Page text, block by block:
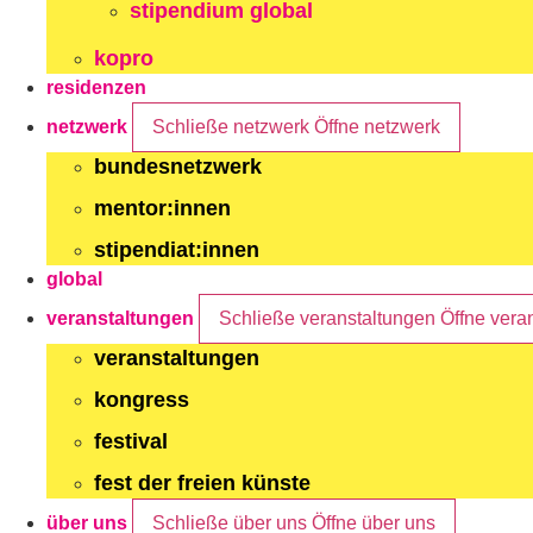
stipendium global
kopro
residenzen
netzwerk
Schließe netzwerk Öffne netzwerk
bundesnetzwerk
mentor:innen
stipendiat:innen
global
veranstaltungen
Schließe veranstaltungen Öffne
veranstaltungen
kongress
festival
fest der freien künste
über uns Schließe über uns Öffne über uns